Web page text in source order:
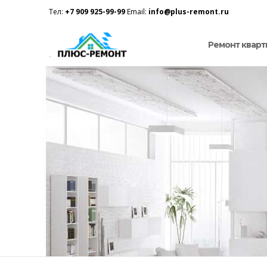
Тел: +7 909 925-99-99Email: info@plus-remont.ru
Ремонт